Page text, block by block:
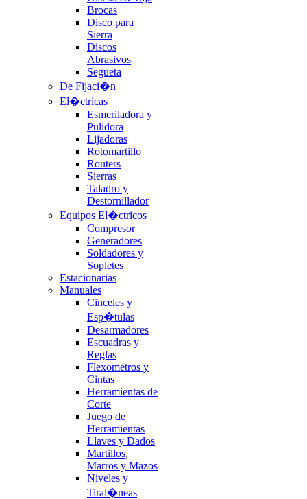
Brocas
Disco para
Sierra
Discos
Abrasivos
Segueta
De Fijaci�n
El�ctricas
Esmeriladora y
Pulidora
Lijadoras
Rotomartillo
Routers
Sierras
Taladro y
Destornillador
Equipos El�ctricos
Compresor
Generadores
Soldadores y
Sopletes
Estacionarias
Manuales
Cinceles y
Esp�tulas
Desarmadores
Escuadras y
Reglas
Flexometros y
Cintas
Herramientas de
Corte
Juego de
Herramientas
Llaves y Dados
Martillos,
Marros y Mazos
Niveles y
Tiral�neas